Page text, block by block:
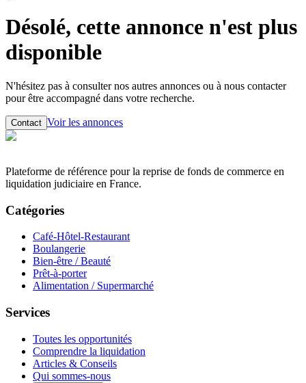
Désolé, cette annonce n'est plus
disponible
N'hésitez pas à consulter nos autres annonces ou à nous contacter
pour être accompagné dans votre recherche.
Contact Voir les annonces
Plateforme de référence pour la reprise de fonds de commerce en
liquidation judiciaire en France.
Catégories
Café-Hôtel-Restaurant
Boulangerie
Bien-être / Beauté
Prêt-à-porter
Alimentation / Supermarché
Services
Toutes les opportunités
Comprendre la liquidation
Articles & Conseils
Qui sommes-nous